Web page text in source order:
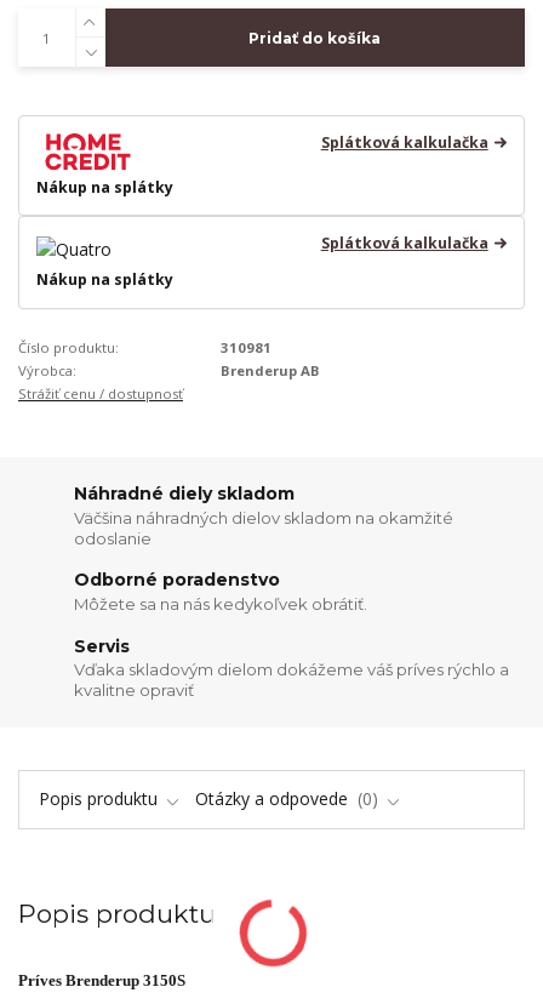
Pridať do košíka
Splátková kalkulačka
Nákup na splátky
Splátková kalkulačka
Nákup na splátky
Číslo produktu:
310981
Výrobca:
Brenderup AB
Strážiť cenu / dostupnosť
Náhradné diely skladom
Väčšina náhradných dielov skladom na okamžité
odoslanie
Odborné poradenstvo
Môžete sa na nás kedykoľvek obrátiť.
Servis
Vďaka skladovým dielom dokážeme váš príves rýchlo a
kvalitne opraviť
Popis produktu Otázky a odpovede 0
Popis produktu
Príves Brenderup 3150S